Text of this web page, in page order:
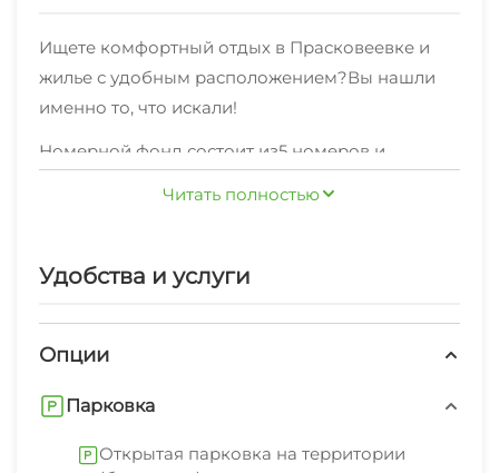
Ищете комфортный отдых в Прасковеевке и
жилье с удобным расположением?Вы нашли
именно то, что искали!
Номерной фонд состоит из5 номеров и
продуктовый магазин.
Предоставляем стабильное WI-FI соединение.
К услугам отдыхающих: экскурсионные услуги,
стиральная машина, гладильные
шезлонги/лежаки.Наши сотрудники с радостью
Читать полностью
Удобства и услуги
Опции
Парковка
Открытая парковка на территории